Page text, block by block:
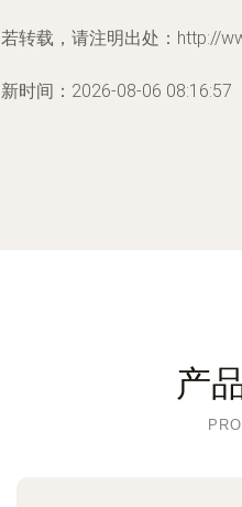
转载，请注明出处：http://
时间：2026-08-06 08:16:57
产